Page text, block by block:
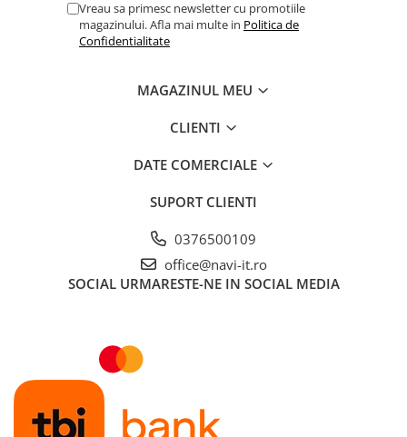
Vreau sa primesc newsletter cu promotiile
magazinului. Afla mai multe in Politica de
Confidentialitate
MAGAZINUL MEU
CLIENTI
DATE COMERCIALE
SUPORT CLIENTI
0376500109
office@navi-it.ro
SOCIAL URMARESTE-NE IN SOCIAL MEDIA